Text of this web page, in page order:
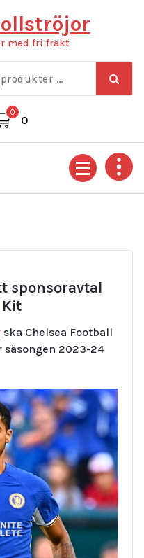
med fri frakt
0
0
sponsoravtal
ska Chelsea Football
säsongen 2023-24